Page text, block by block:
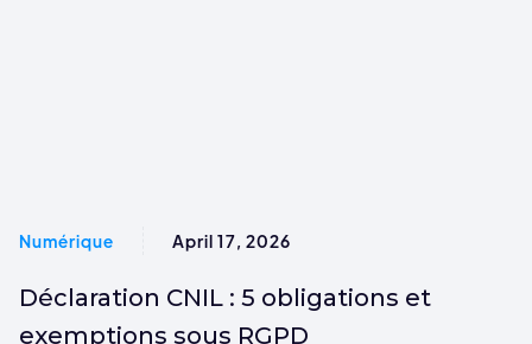
Numérique April 17, 2026
Déclaration CNIL : 5 obligations et
exemptions sous RGPD